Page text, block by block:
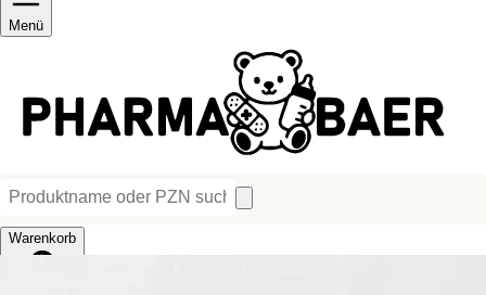
Menü
Warenkorb